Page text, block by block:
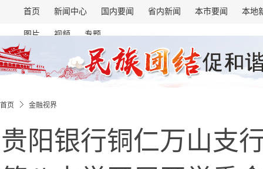
首页 新闻中心 国内要闻 省内新闻 本市要闻 本地
图片 视频 专题
首页 金融视界
贵阳银行铜仁万山支